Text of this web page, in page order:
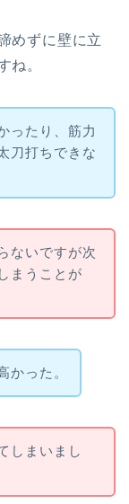
めずに壁に立
ね。
ったり、筋力
刀打ちできな
ないですが次
まうことが
かった。
しまいまし